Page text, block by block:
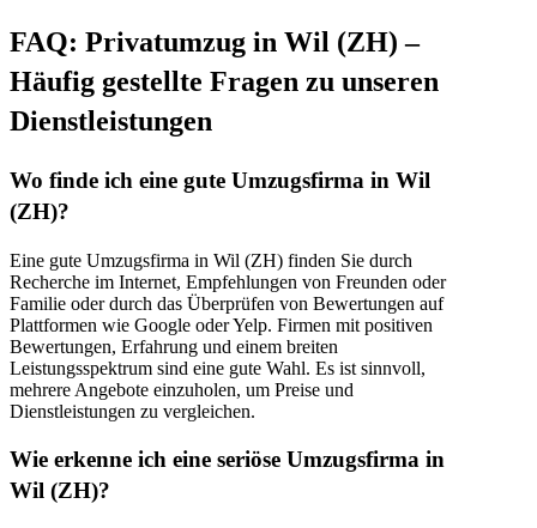
FAQ: Privatumzug in Wil (ZH) –
Häufig gestellte Fragen zu unseren
Dienstleistungen
Wo finde ich eine gute Umzugsfirma in Wil
(ZH)?
Eine gute Umzugsfirma in Wil (ZH) finden Sie durch
Recherche im Internet, Empfehlungen von Freunden oder
Familie oder durch das Überprüfen von Bewertungen auf
Plattformen wie Google oder Yelp. Firmen mit positiven
Bewertungen, Erfahrung und einem breiten
Leistungsspektrum sind eine gute Wahl. Es ist sinnvoll,
mehrere Angebote einzuholen, um Preise und
Dienstleistungen zu vergleichen.
Wie erkenne ich eine seriöse Umzugsfirma in
Wil (ZH)?